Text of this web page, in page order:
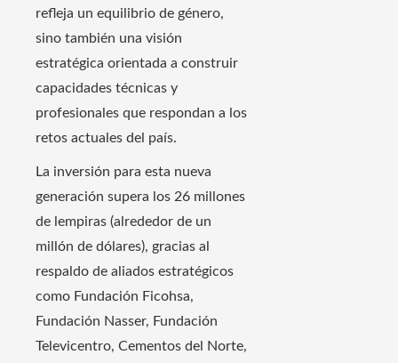
refleja un equilibrio de género,
sino también una visión
estratégica orientada a construir
capacidades técnicas y
profesionales que respondan a los
retos actuales del país.
La inversión para esta nueva
generación supera los 26 millones
de lempiras (alrededor de un
millón de dólares), gracias al
respaldo de aliados estratégicos
como Fundación Ficohsa,
Fundación Nasser, Fundación
Televicentro, Cementos del Norte,